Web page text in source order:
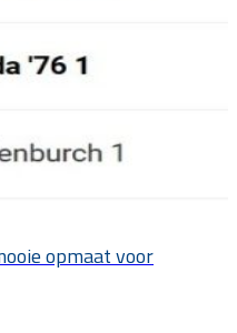
opmaat voor